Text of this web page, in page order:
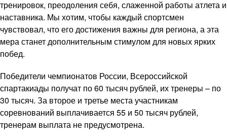
тренировок, преодоления себя, слаженной работы атлета и
наставника. Мы хотим, чтобы каждый спортсмен
чувствовал, что его достижения важны для региона, а эта
мера станет дополнительным стимулом для новых ярких
побед.
Победители чемпионатов России, Всероссийской
спартакиады получат по 60 тысяч рублей, их тренеры – по
30 тысяч. За второе и третье места участникам
соревнований выплачивается 55 и 50 тысяч рублей,
тренерам выплата не предусмотрена.